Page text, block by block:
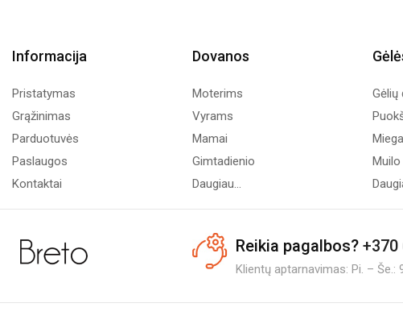
Informacija
Pristatymas
Grąžinimas
Parduotuvės
Paslaugos
Kontaktai
Dovanos
Moterims
Vyrams
Mamai
Gimtadienio
Daugiau...
Gėlių
Muilo
Reikia pagalbos? +370
Klientų aptarnavimas: Pi. – Še.: